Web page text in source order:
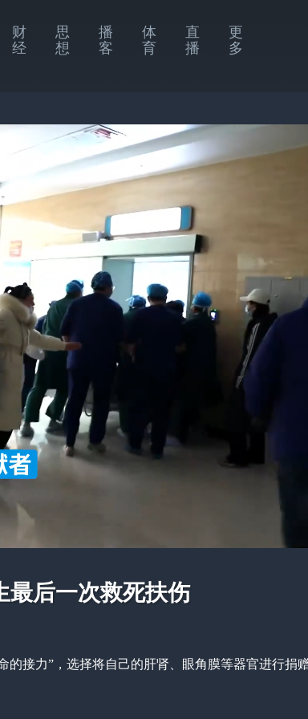
财
经
思
想
播
客
体
育
直
播
更
多
最后一次救死扶伤
接力”，选择将自己的肝肾、眼角膜等器官进行捐